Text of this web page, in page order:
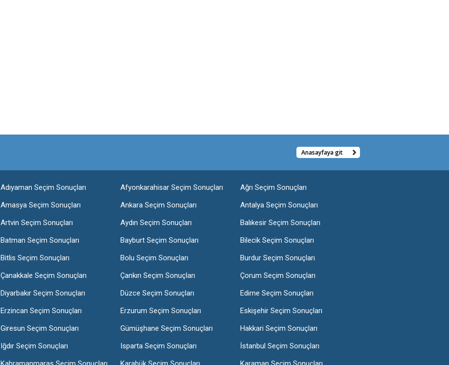
Anasayfaya git
Adıyaman Seçim Sonuçları Afyonkarahisar Seçim Sonuçları
Ağrı Seçim Sonuçları
Amasya Seçim Sonuçları Ankara Seçim Sonuçları
Antalya Seçim Sonuçları
Artvin Seçim Sonuçları Aydın Seçim Sonuçları
Balıkesir Seçim Sonuçları
Batman Seçim Sonuçları Bayburt Seçim Sonuçları
Bilecik Seçim Sonuçları
Bitlis Seçim Sonuçları Bolu Seçim Sonuçları
Burdur Seçim Sonuçları
Çanakkale Seçim Sonuçları Çankırı Seçim Sonuçları
Çorum Seçim Sonuçları
Diyarbakır Seçim Sonuçları Düzce Seçim Sonuçları
Edirne Seçim Sonuçları
Erzincan Seçim Sonuçları Erzurum Seçim Sonuçları
Eskişehir Seçim Sonuçları
Giresun Seçim Sonuçları Gümüşhane Seçim Sonuçları
Hakkari Seçim Sonuçları
Iğdır Seçim Sonuçları Isparta Seçim Sonuçları
İstanbul Seçim Sonuçları